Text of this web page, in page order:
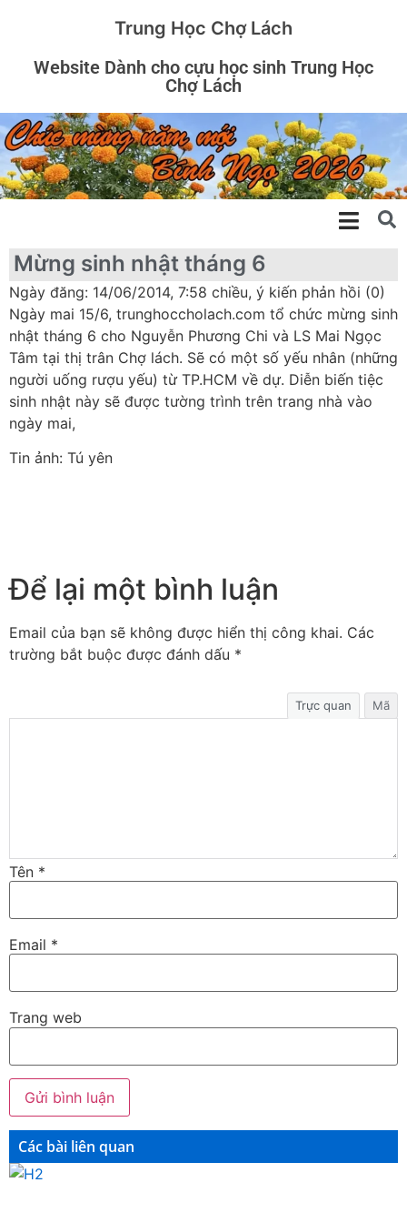
Trung Học Chợ Lách
Website Dành cho cựu học sinh Trung Học
Chợ Lách
Mừng sinh nhật tháng 6
Ngày đăng: 14/06/2014, 7:58 chiều, ý kiến phản hồi (0)
Ngày mai 15/6, trunghoccholach.com tổ chức mừng sinh
nhật tháng 6 cho Nguyễn Phương Chi và LS Mai Ngọc
Tâm tại thị trân Chợ lách. Sẽ có một số yếu nhân (những
người uống rượu yếu) từ TP.HCM về dự. Diễn biến tiệc
sinh nhật này sẽ được tường trình trên trang nhà vào
ngày mai,
Tin ảnh: Tú yên
Để lại một bình luận
Email của bạn sẽ không được hiển thị công khai. Các
trường bắt buộc được đánh dấu *
Trực quan Mã
Tên *
Email *
Trang web
Các bài liên quan